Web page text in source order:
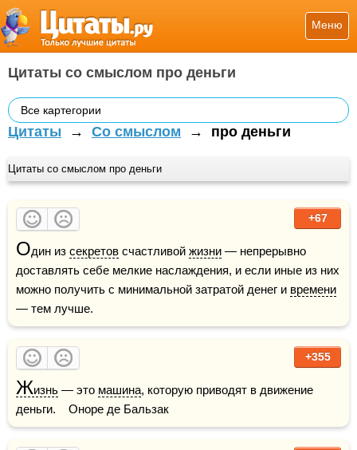
Меню
Цитаты со смыслом про деньги
Все картегории
Цитаты → Со смыслом → про деньги
Цитаты со смыслом про деньги
+67
Один из секретов счастливой жизни — непрерывно
доставлять себе мелкие наслаждения, и если иные из них
можно получить с минимальной затратой денег и времени
— тем лучше.
+355
Жизнь — это машина, которую приводят в движение
деньги.    Оноре де Бальзак